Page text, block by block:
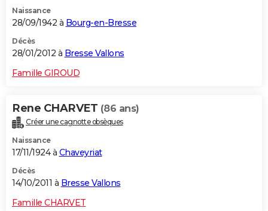
Naissance
28/09/1942 à Bourg-en-Bresse
Décès
28/01/2012 à Bresse Vallons
Famille GIROUD
Rene CHARVET (86 ans)
Créer une cagnotte obsèques
Naissance
17/11/1924 à Chaveyriat
Décès
14/10/2011 à Bresse Vallons
Famille CHARVET